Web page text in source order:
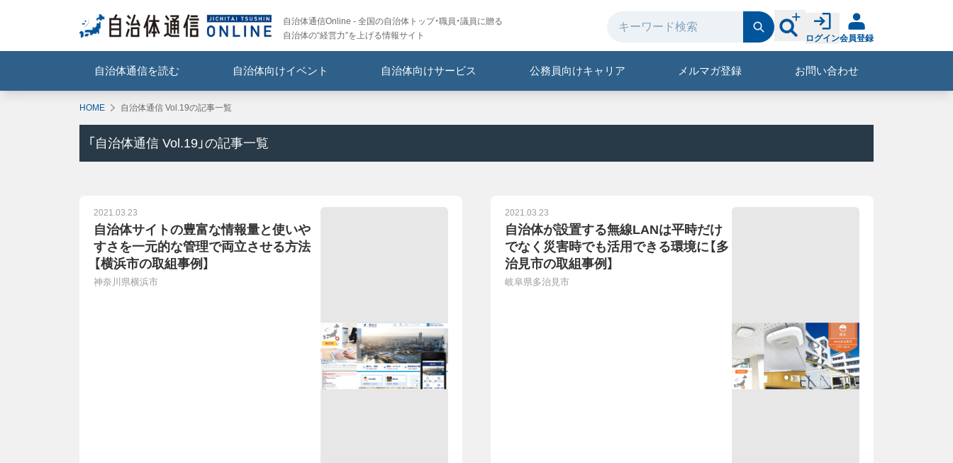
自治体通信Online - 全国の自治体トップ・職員・議員に贈る
自治体の“経営力”を上げる情報サイト
ログイン会員登録
自治体通信を読む 自治体向けイベント 自治体向けサービス 公務員向けキャリア メルマガ登録 お問い合わせ
HOME 自治体通信 Vol.19の記事一覧
「 自治体通信 Vol.19 」の記事一覧
2021.03.23
自治体サイトの豊富な情報量と使いや
すさを一元的な管理で両立させる方法
【横浜市の取組事例】
神奈川県横浜市
2021.03.23
自治体が設置する無線LANは平時だけ
でなく災害時でも活用できる環境に【多
治見市の取組事例】
岐阜県多治見市